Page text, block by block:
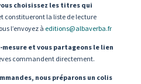
choisissez les titres qui
constitueront la liste de lecture
l’envoyez à editions@albaverba.fr
mesure et vous partageons le lien
commandent directement.
nous préparons un colis